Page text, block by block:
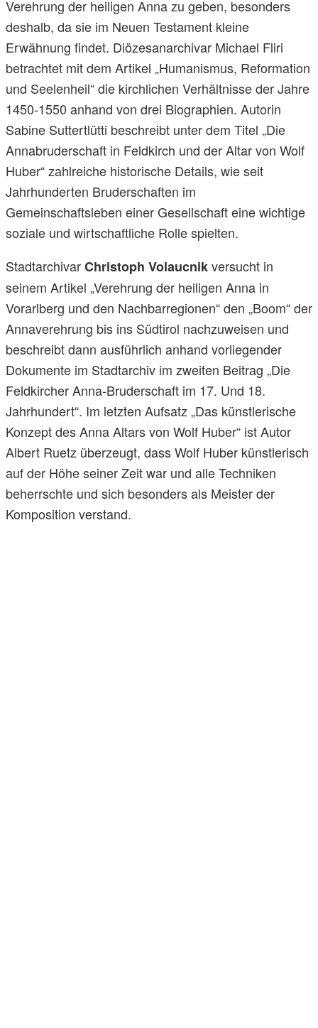
Verehrung der heiligen Anna zu geben, besonders
deshalb, da sie im Neuen Testament kleine
Erwähnung findet. Diözesanarchivar Michael Fliri
betrachtet mit dem Artikel „Humanismus, Reformation
und Seelenheil“ die kirchlichen Verhältnisse der Jahre
1450-1550 anhand von drei Biographien. Autorin
Sabine Suttertlütti beschreibt unter dem Titel „Die
Annabruderschaft in Feldkirch und der Altar von Wolf
Huber“ zahlreiche historische Details, wie seit
Jahrhunderten Bruderschaften im
Gemeinschaftsleben einer Gesellschaft eine wichtige
soziale und wirtschaftliche Rolle spielten.
StadtarchivarChristoph Volaucnikversucht in
seinem Artikel „Verehrung der heiligen Anna in
Vorarlberg und den Nachbarregionen“ den „Boom“ der
Annaverehrung bis ins Südtirol nachzuweisen und
beschreibt dann ausführlich anhand vorliegender
Dokumente im Stadtarchiv im zweiten Beitrag „Die
Feldkircher Anna-Bruderschaft im 17. Und 18.
Jahrhundert“. Im letzten Aufsatz „Das künstlerische
Konzept des Anna Altars von Wolf Huber“ ist Autor
Albert Ruetz überzeugt, dass Wolf Huber künstlerisch
auf der Höhe seiner Zeit war und alle Techniken
beherrschte und sich besonders als Meister der
Komposition verstand.